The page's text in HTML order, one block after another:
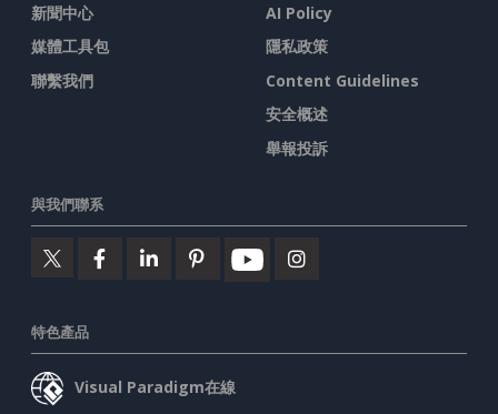
新聞中心
媒體工具包
聯繫我們
AI Policy
隱私政策
Content Guidelines
安全概述
舉報投訴
與我們聯系
特色產品
Visual Paradigm在線